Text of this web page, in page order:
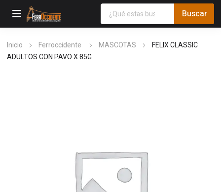
Inicio Ferroccidente MASCOTAS
FELIX CLASSIC
ADULTOS CON PAVO X 85G